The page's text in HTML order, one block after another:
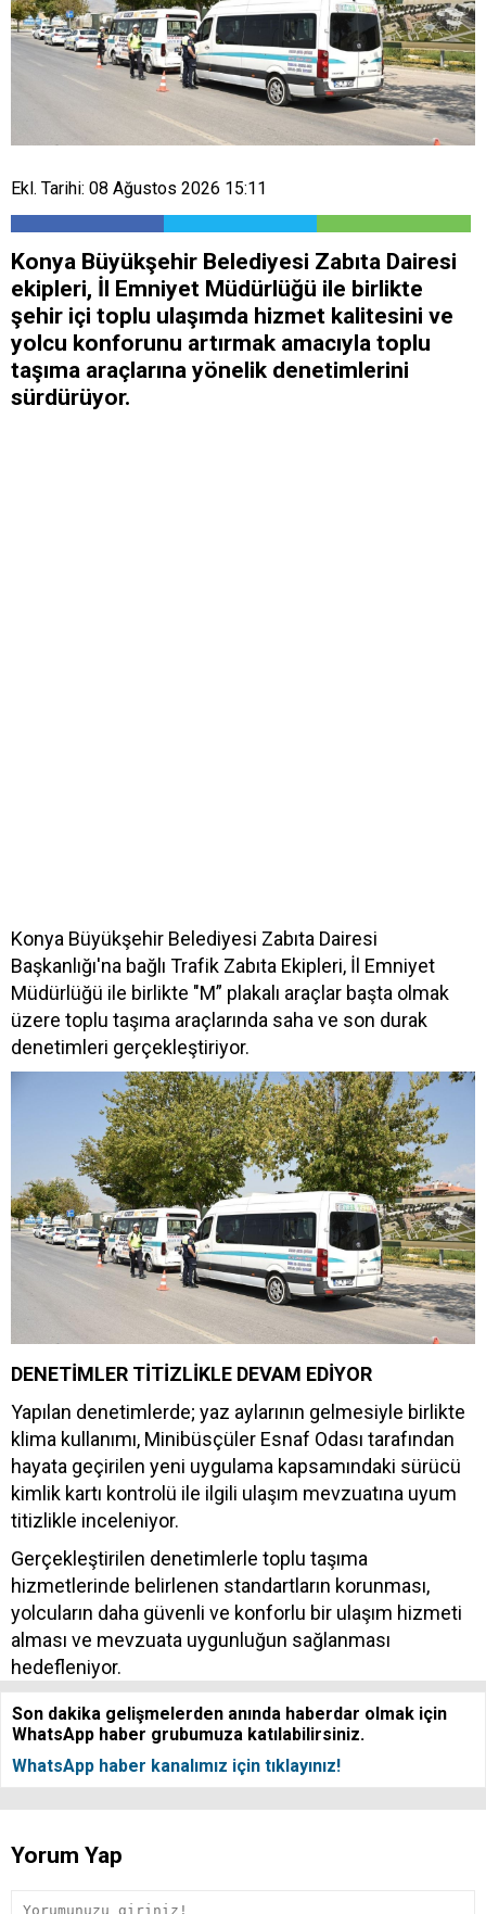
Ekl. Tarihi: 08 Ağustos 2026 15:11
Konya Büyükşehir Belediyesi Zabıta Dairesi
ekipleri, İl Emniyet Müdürlüğü ile birlikte
şehir içi toplu ulaşımda hizmet kalitesini ve
yolcu konforunu artırmak amacıyla toplu
taşıma araçlarına yönelik denetimlerini
sürdürüyor.
Konya Büyükşehir Belediyesi Zabıta Dairesi
Başkanlığı'na bağlı Trafik Zabıta Ekipleri, İl Emniyet
Müdürlüğü ile birlikte "M” plakalı araçlar başta olmak
üzere toplu taşıma araçlarında saha ve son durak
denetimleri gerçekleştiriyor.
DENETİMLER TİTİZLİKLE DEVAM EDİYOR
Yapılan denetimlerde; yaz aylarının gelmesiyle birlikte
klima kullanımı, Minibüsçüler Esnaf Odası tarafından
hayata geçirilen yeni uygulama kapsamındaki sürücü
kimlik kartı kontrolü ile ilgili ulaşım mevzuatına uyum
titizlikle inceleniyor.
Gerçekleştirilen denetimlerle toplu taşıma
hizmetlerinde belirlenen standartların korunması,
yolcuların daha güvenli ve konforlu bir ulaşım hizmeti
alması ve mevzuata uygunluğun sağlanması
hedefleniyor.
Son dakika gelişmelerden anında haberdar olmak için
WhatsApp haber grubumuza katılabilirsiniz.
WhatsApp haber kanalımız için tıklayınız!
Yorum Yap